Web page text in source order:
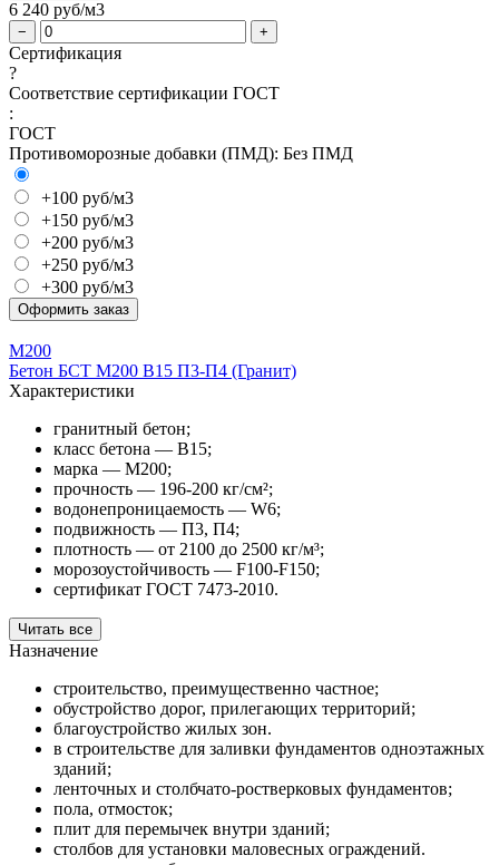
6 240 руб/м3
− +
Сертификация
?
Соответствие сертификации ГОСТ
:
ГОСТ
Противоморозные добавки (ПМД): Без ПМД
+100 руб/м3
+150 руб/м3
+200 руб/м3
+250 руб/м3
+300 руб/м3
Оформить заказ
М200
Бетон БСТ М200 В15 П3-П4 (Гранит)
Характеристики
гранитный бетон;
класс бетона — В15;
марка — М200;
прочность — 196-200 кг/см²;
водонепроницаемость — W6;
подвижность — П3, П4;
плотность — от 2100 до 2500 кг/м³;
морозоустойчивость — F100-F150;
сертификат ГОСТ 7473-2010.
Читать все
Назначение
строительство, преимущественно частное;
обустройство дорог, прилегающих территорий;
благоустройство жилых зон.
в строительстве для заливки фундаментов одноэтажных
зданий;
ленточных и столбчато-ростверковых фундаментов;
пола, отмосток;
плит для перемычек внутри зданий;
столбов для установки маловесных ограждений.